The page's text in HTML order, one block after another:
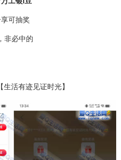
可抽奖
非必中的
活有迹见证时光】